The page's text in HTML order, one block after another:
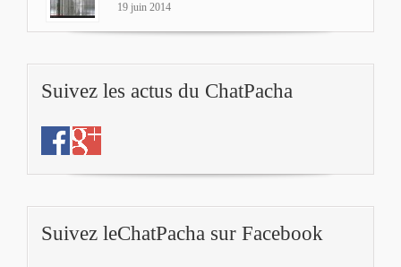
19 juin 2014
Suivez les actus du ChatPacha
Suivez leChatPacha sur Facebook